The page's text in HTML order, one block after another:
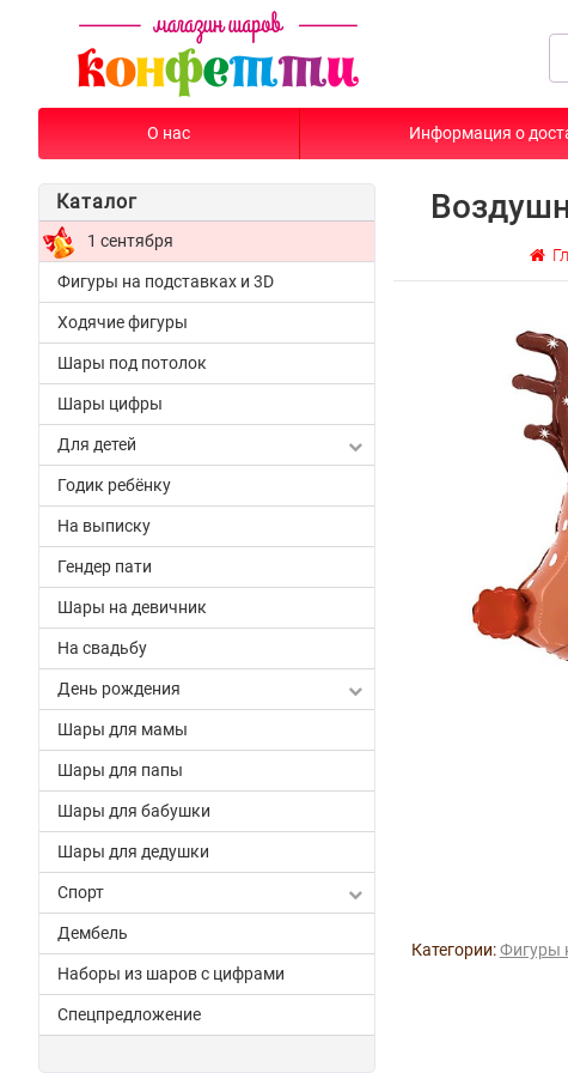
О нас Информация о
Каталог
1 сентября
Фигуры на подставках и 3D
Ходячие фигуры
Шары под потолок
Шары цифры
Для детей
Годик ребёнку
На выписку
Гендер пати
Шары на девичник
На свадьбу
День рождения
Шары для мамы
Шары для папы
Шары для бабушки
Шары для дедушки
Спорт
Дембель
Наборы из шаров с цифрами
Спецпредложение
Категории:Фигуры